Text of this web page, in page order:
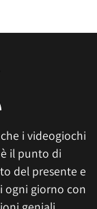
i videogiochi
il punto di
del presente e
ogni giorno con